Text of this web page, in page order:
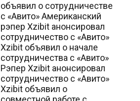
объявил о сотрудничестве
с «Авито» Американский
рэпер Xzibit анонсировал
сотрудничество с «Авито»
Xzibit объявил о начале
сотрудничества с «Авито»
Рэпер Xzibit анонсировал
сотрудничество с «Авито»
Xzibit объявил о